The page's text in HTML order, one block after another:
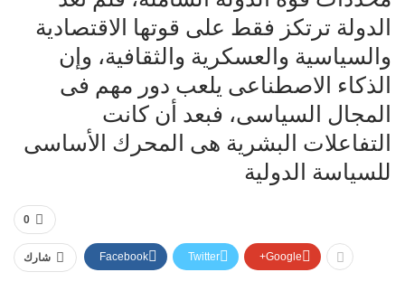
الدولة ترتكز فقط على قوتها الاقتصادية
والسياسية والعسكرية والثقافية، وإن
الذكاء الاصطناعى يلعب دور مهم فى
المجال السياسى، فبعد أن كانت
التفاعلات البشرية هى المحرك الأساسى
للسياسة الدولية
0
شارك Facebook Twitter Google+